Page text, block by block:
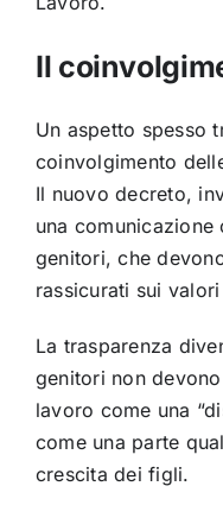
Il
Un aspetto spesso
coinvolgimento
Il nuovo decreto,
una
genitori, che
rassicurati sui
La trasparenza
genitori non
lavoro come una
come una parte
crescita dei figli.